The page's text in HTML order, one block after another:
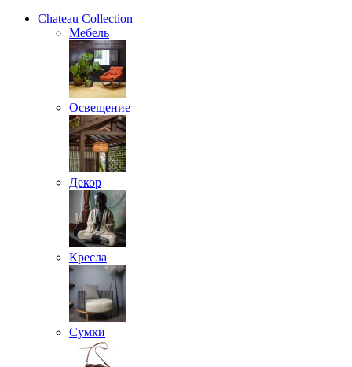
Chateau Collection
Мебель
Освещение
Декор
Кресла
Сумки